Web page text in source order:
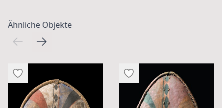
Ähnliche Objekte